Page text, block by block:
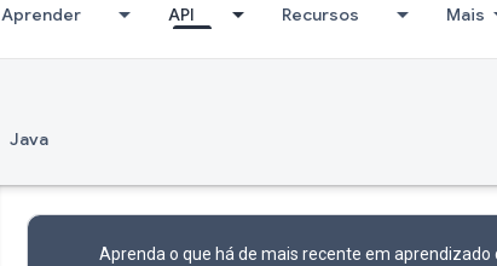
Aprender API Recursos Mais
Java
Aprenda o que há de mais recente em